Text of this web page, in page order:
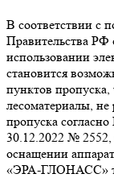
В соответствии с
Правительства
использовании
становится
пунктов пропуска,
лесоматериалы, не
пропуска
30.12.2022 № 2552,
оснащении
«ЭРА-ГЛОНАСС»